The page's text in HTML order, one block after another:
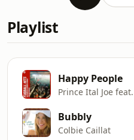
Playlist
Happy People
Prince Ital Joe
Bubbly
Colbie Caillat